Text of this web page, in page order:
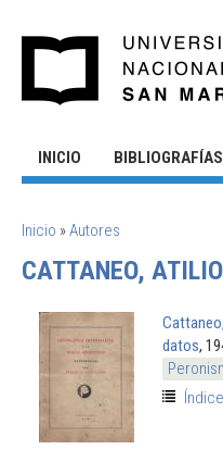
INICIO BIBLIOGRAFÍAS
SE ENCUENTRA USTED AQUÍ
Inicio »Autores
CATTANEO, ATILIO
datos,
Índice